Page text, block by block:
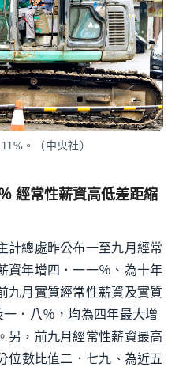
。（中央社）
經常性薪資高低差距縮
計總處昨公布一至九月經常
資年增四．一一％、為十年
九月實質經常性薪資及實質
．八％，均為四年最大增
另，前九月經常性薪資最高
位數比值二．七九、為近五